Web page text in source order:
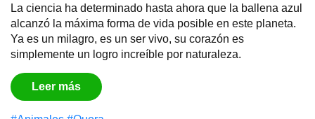
La ciencia ha determinado hasta ahora que la ballena azul
alcanzó la máxima forma de vida posible en este planeta.
Ya es un milagro, es un ser vivo, su corazón es
simplemente un logro increíble por naturaleza.
Leer más